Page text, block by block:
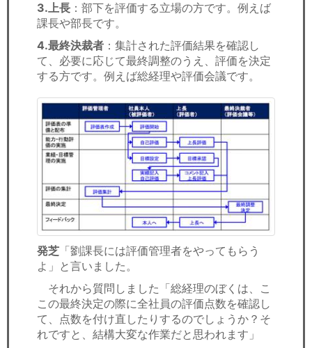
3.上長 ：部下を評価する立場の方です。例えば
課長や部長です。
4.最終決裁者 ：集計された評価結果を確認し
て、必要に応じて最終調整のうえ、評価を決定
する方です。例えば総経理や評価会議です。
発芝 「劉課長には評価管理者をやってもらう
よ」と言いました。
それから質問しました「総経理のぼくは、こ
この最終決定の際に全社員の評価点数を確認し
て、点数を付け直したりするのでしょうか？そ
れですと、結構大変な作業だと思われます」